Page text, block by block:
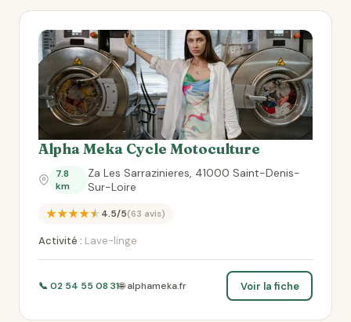
Alpha Meka Cycle Motoculture
7.8
km
Za Les Sarrazinieres, 41000 Saint-Denis-
Sur-Loire
★★★★★4.5/5(63 avis)
Activité : Lave-linge
📞 02 54 55 08 31🌐 alphameka.fr Voir la fiche